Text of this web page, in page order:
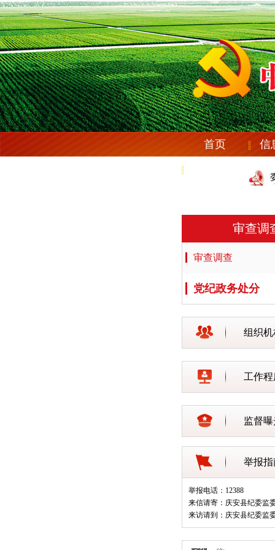
首页
信
庆安县纪委机关党委《关于市委
庆安县纪委机关党委《关于市委
审查调
审查调查
党纪政务处分
组织机
工作
监督
举报指
举报电话：12388
来信请寄：庆安县纪委监
来访请到：庆安县纪委监